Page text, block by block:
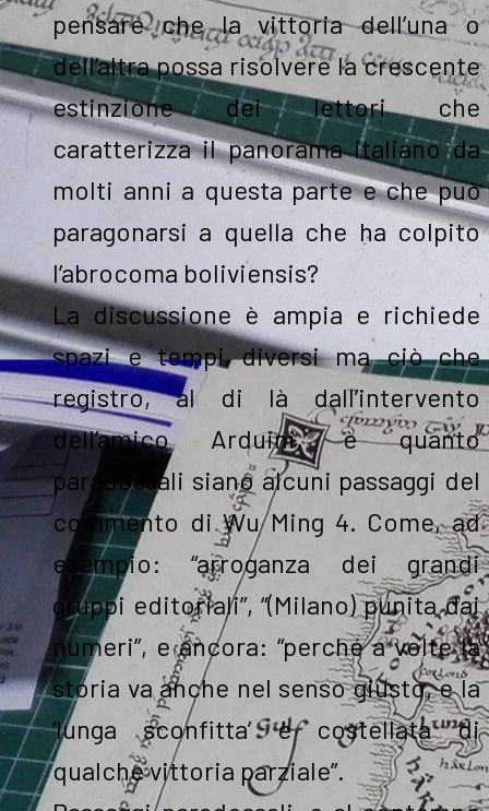
pensare che la vittoria dell’una o
dell’altra possa risolvere la crescente
estinzione dei lettori che
caratterizza il panorama italiano da
molti anni a questa parte e che può
paragonarsi a quella che ha colpito
l’abrocoma boliviensis?
La discussione è ampia e richiede
spazi e tempi diversi ma ciò che
registro, al di là dall’intervento
dell’amico Arduini, è quanto
paradossali siano alcuni passaggi del
commento di Wu Ming 4. Come, ad
esempio: “arroganza dei grandi
gruppi editoriali”, “(Milano) punita dai
numeri”, e ancora: “perché a volte la
storia va anche nel senso giusto, e la
‘lunga sconfitta’ è costellata di
qualche vittoria parziale”.